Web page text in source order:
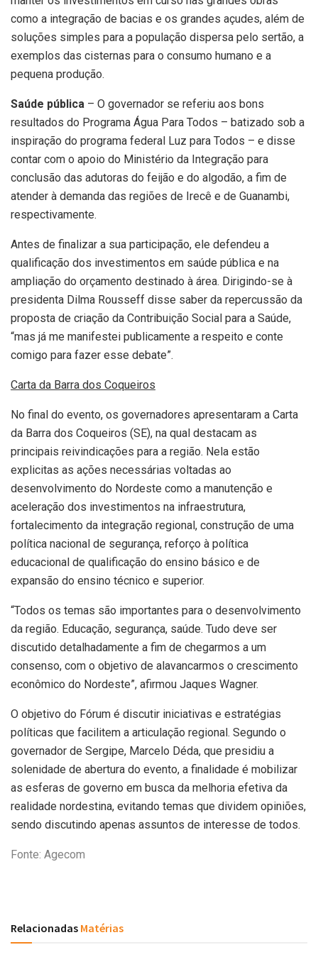
como a integração de bacias e os grandes açudes, além de
soluções simples para a população dispersa pelo sertão, a
exemplos das cisternas para o consumo humano e a
pequena produção.
Saúde pública – O governador se referiu aos bons
resultados do Programa Água Para Todos – batizado sob a
inspiração do programa federal Luz para Todos – e disse
contar com o apoio do Ministério da Integração para
conclusão das adutoras do feijão e do algodão, a fim de
atender à demanda das regiões de Irecê e de Guanambi,
respectivamente.
Antes de finalizar a sua participação, ele defendeu a
qualificação dos investimentos em saúde pública e na
ampliação do orçamento destinado à área. Dirigindo-se à
presidenta Dilma Rousseff disse saber da repercussão da
proposta de criação da Contribuição Social para a Saúde,
“mas já me manifestei publicamente a respeito e conte
comigo para fazer esse debate”.
Carta da Barra dos Coqueiros
No final do evento, os governadores apresentaram a Carta
da Barra dos Coqueiros (SE), na qual destacam as
principais reivindicações para a região. Nela estão
explicitas as ações necessárias voltadas ao
desenvolvimento do Nordeste como a manutenção e
aceleração dos investimentos na infraestrutura,
fortalecimento da integração regional, construção de uma
política nacional de segurança, reforço à política
educacional de qualificação do ensino básico e de
expansão do ensino técnico e superior.
“Todos os temas são importantes para o desenvolvimento
da região. Educação, segurança, saúde. Tudo deve ser
discutido detalhadamente a fim de chegarmos a um
consenso, com o objetivo de alavancarmos o crescimento
econômico do Nordeste”, afirmou Jaques Wagner.
O objetivo do Fórum é discutir iniciativas e estratégias
políticas que facilitem a articulação regional. Segundo o
governador de Sergipe, Marcelo Déda, que presidiu a
solenidade de abertura do evento, a finalidade é mobilizar
as esferas de governo em busca da melhoria efetiva da
realidade nordestina, evitando temas que dividem opiniões,
sendo discutindo apenas assuntos de interesse de todos.
Fonte: Agecom
Relacionadas Matérias